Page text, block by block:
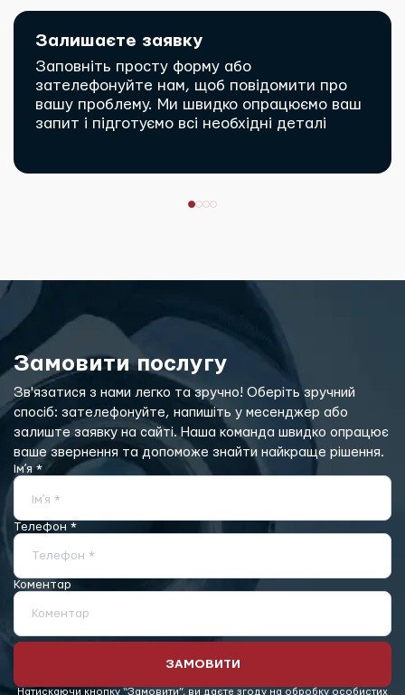
Залишаєте заявку
Заповніть просту форму або
зателефонуйте нам, щоб повідомити про
вашу проблему. Ми швидко опрацюємо ваш
запит і підготуємо всі необхідні деталі
Замовити послугу
Зв'язатися з нами легко та зручно! Оберіть зручний
спосіб: зателефонуйте, напишіть у месенджер або
залиште заявку на сайті. Наша команда швидко опрацює
ваше звернення та допоможе знайти найкраще рішення.
Імʼя *
Імʼя *
Телефон *
Телефон *
Коментар
Коментар
ЗАМОВИТИ
Натискаючи кнопку “Замовити”, ви даєте згоду на обробку особистих